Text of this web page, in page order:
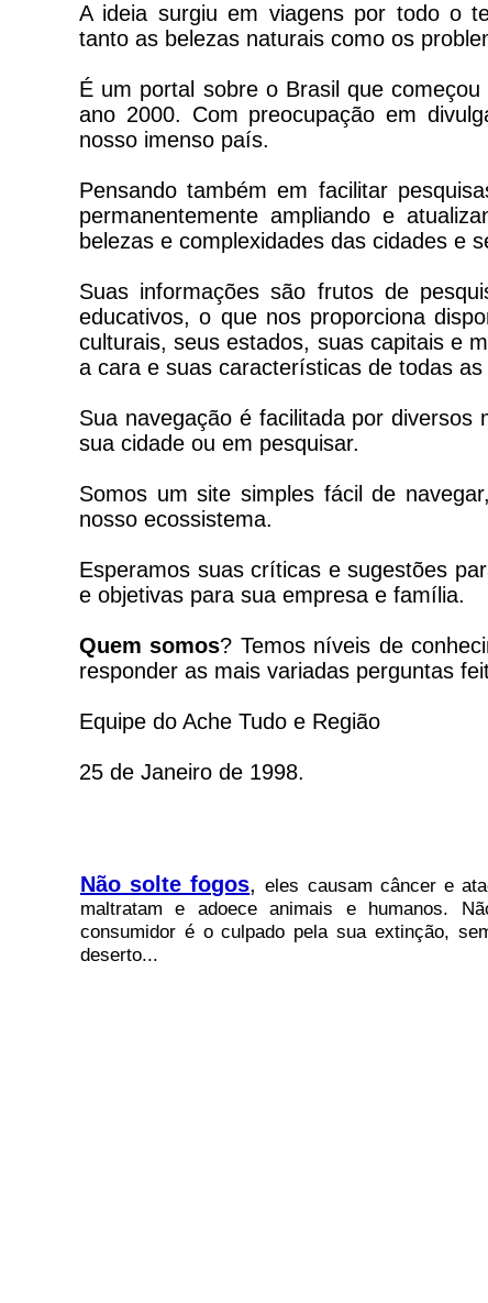
A ideia surgiu em viagens por todo o
tanto as belezas naturais como os
É um portal sobre o Brasil que
ano 2000. Com preocupação em
nosso imenso país.
Pensando também em facilitar
permanentemente ampliando e
belezas e complexidades das cidades e
Suas informações são frutos de
educativos, o que nos proporciona
culturais, seus estados, suas capitais e
a cara e suas características de todas as
Sua navegação é facilitada por
sua cidade ou em pesquisar.
Somos um site simples fácil de
nosso ecossistema.
Esperamos suas críticas e sugestões
e objetivas para sua empresa e família.
Quem somos? Temos níveis de
responder as mais variadas perguntas
Equipe do Ache Tudo e Região
25 de Janeiro de 1998.
Não solte fogos,eles causam câncer e
maltratam e adoece animais e humanos.
consumidor é o culpado pela sua extinção,
deserto...